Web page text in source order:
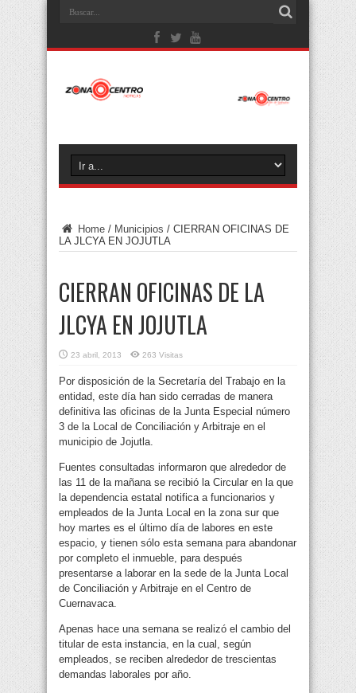
Home / Municipios / CIERRAN OFICINAS DE
LA JLCYA EN JOJUTLA
CIERRAN OFICINAS DE LA
JLCYA EN JOJUTLA
23 abril, 2013 263 Visitas
Por disposición de la Secretaría del Trabajo en la
entidad, este día han sido cerradas de manera
definitiva las oficinas de la Junta Especial número
3 de la Local de Conciliación y Arbitraje en el
municipio de Jojutla.
Fuentes consultadas informaron que alrededor de
las 11 de la mañana se recibió la Circular en la que
la dependencia estatal notifica a funcionarios y
empleados de la Junta Local en la zona sur que
hoy martes es el último día de labores en este
espacio, y tienen sólo esta semana para abandonar
por completo el inmueble, para después
presentarse a laborar en la sede de la Junta Local
de Conciliación y Arbitraje en el Centro de
Cuernavaca.
Apenas hace una semana se realizó el cambio del
titular de esta instancia, en la cual, según
empleados, se reciben alrededor de trescientas
demandas laborales por año.